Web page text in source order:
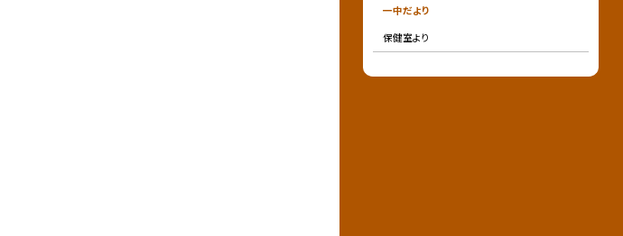
一中だより
保健室より